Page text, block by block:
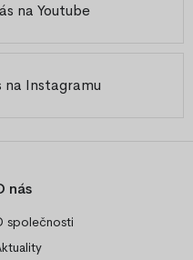
na Youtube
na Instagramu
nás
společnosti